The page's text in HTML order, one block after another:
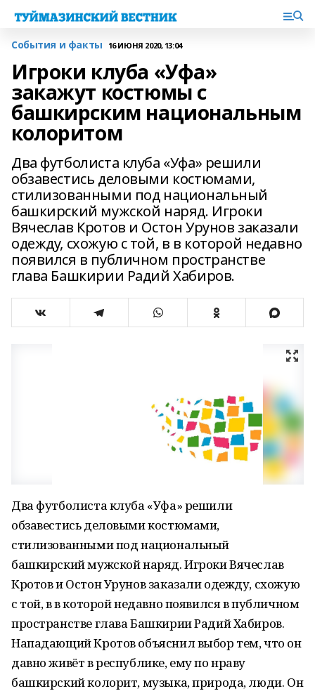
События и факты 16 ИЮНЯ 2020, 13:04
Игроки клуба «Уфа»
закажут костюмы с
башкирским национальным
колоритом
Два футболиста клуба «Уфа» решили
обзавестись деловыми костюмами,
стилизованными под национальный
башкирский мужской наряд. Игроки
Вячеслав Кротов и Остон Урунов заказали
одежду, схожую с той, в в которой недавно
появился в публичном пространстве
глава Башкирии Радий Хабиров.
Два футболиста клуба «Уфа» решили
обзавестись деловыми костюмами,
стилизованными под национальный
башкирский мужской наряд. Игроки Вячеслав
Кротов и Остон Урунов заказали одежду, схожую
с той, в в которой недавно появился в публичном
пространстве глава Башкирии Радий Хабиров.
Нападающий Кротов объяснил выбор тем, что он
давно живёт в республике, ему по нраву
башкирский колорит, музыка, природа, люди. Он